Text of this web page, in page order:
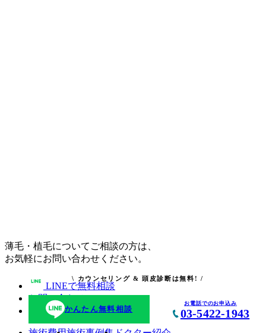
\ カウンセリング & 頭皮診断は無料! /
かんたん無料相談
お電話でのお申込み
03-5422-1943
薄毛・植毛についてご相談の方は、
お気軽にお問い合わせください。
LINEで無料相談
お問い合わせ
資料請求